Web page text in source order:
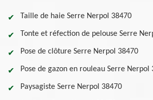
Taille de haie Serre Nerpol 38470
Tonte et réfection de pelouse Serre
Pose de clôture Serre Nerpol 38470
Pose de gazon en rouleau Serre Nerpol
Paysagiste Serre Nerpol 38470